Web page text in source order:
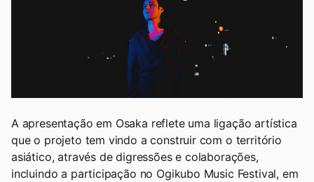
A apresentação em Osaka reflete uma ligação artística
que o projeto tem vindo a construir com o território
asiático, através de digressões e colaborações,
incluindo a participação no Ogikubo Music Festival, em